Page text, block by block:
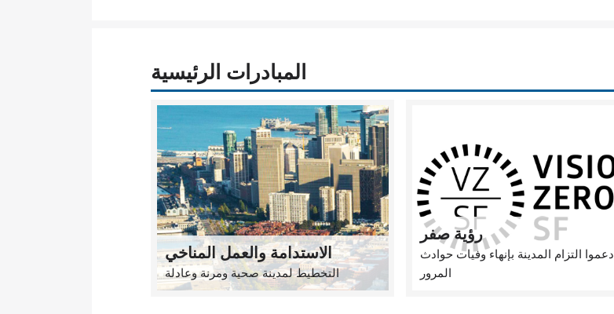
المبادرات الرئيسية
رؤية صفر
ادعموا التزام المدينة بإنهاء وفيات حوادث
المرور
الاستدامة والعمل المناخي
التخطيط لمدينة صحية ومرنة وعادلة